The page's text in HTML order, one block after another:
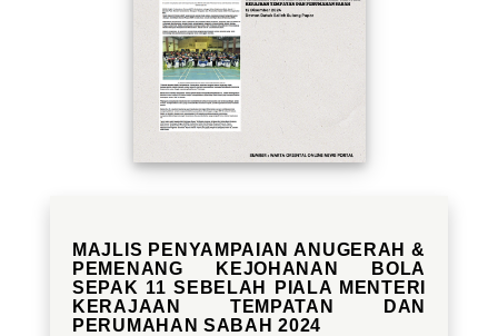
MAJLIS PENYAMPAIAN ANUGERAH &
PEMENANG KEJOHANAN BOLA
SEPAK 11 SEBELAH PIALA MENTERI
KERAJAAN TEMPATAN DAN
PERUMAHAN SABAH 2024